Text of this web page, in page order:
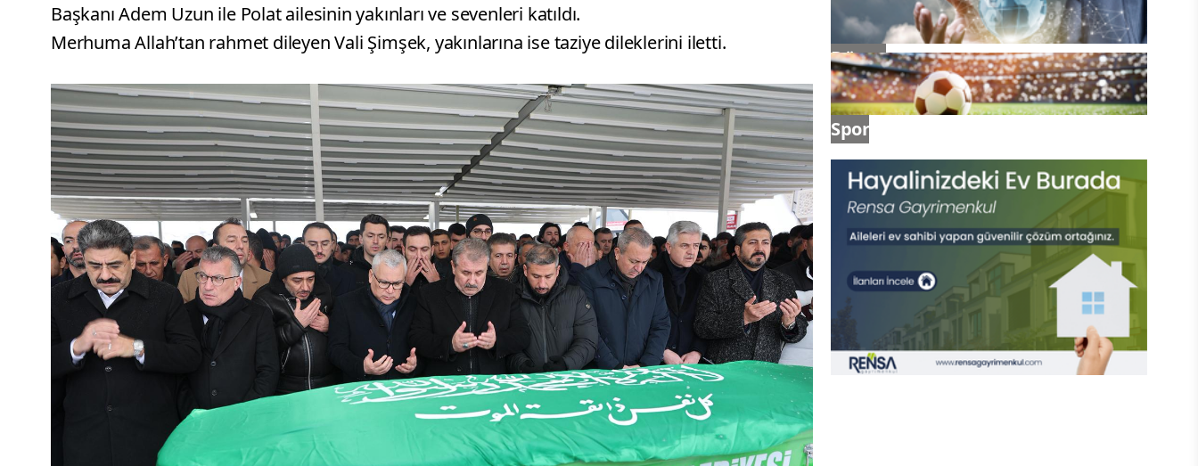
Başkanı Adem Uzun ile Polat ailesinin yakınları ve sevenleri katıldı.
Merhuma Allah’tan rahmet dileyen Vali Şimşek, yakınlarına ise taziye dileklerini iletti.
Dünya
Spor